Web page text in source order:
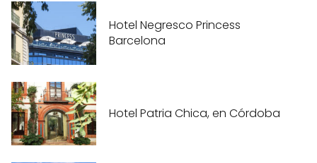
Hotel Negresco Princess
Barcelona
Hotel Patria Chica, en Córdoba